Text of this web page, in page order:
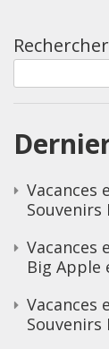
Rechercher
Vacances
Vacances
Big Apple
Vacances